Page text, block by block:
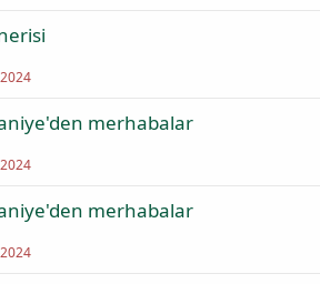
merhabalar
merhabalar